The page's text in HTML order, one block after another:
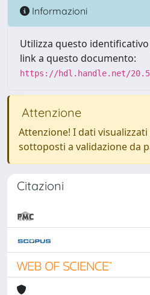
Informazioni
Utilizza questo
link a questo documento:
https://hdl.handle.net/
Attenzione
Attenzione! I dati
sottoposti a validazione da
Citazioni